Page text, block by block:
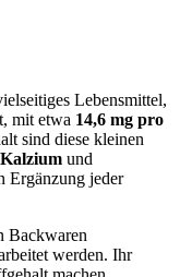
Lebensmittel,
mit etwa 14,6 mg pro
sind diese kleinen
Kalzium und
Ergänzung jeder
Backwaren
werden. Ihr